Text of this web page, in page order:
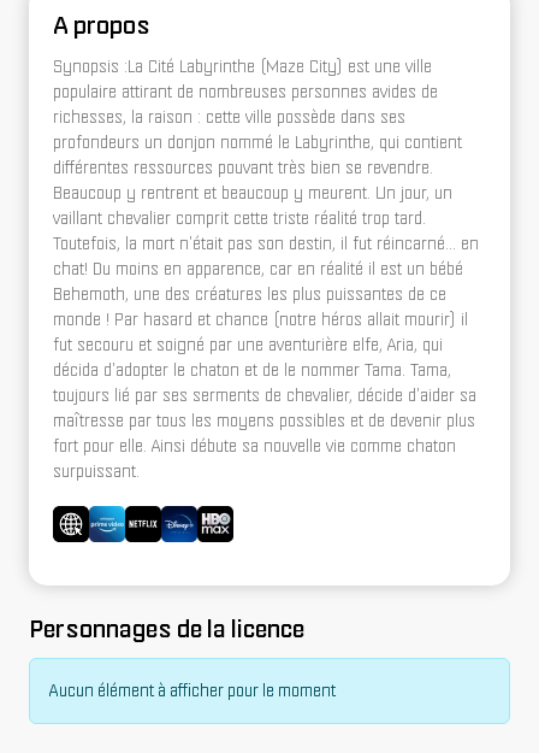
A propos
Synopsis :La Cité Labyrinthe (Maze City) est une ville
populaire attirant de nombreuses personnes avides de
richesses, la raison : cette ville possède dans ses
profondeurs un donjon nommé le Labyrinthe, qui contient
différentes ressources pouvant très bien se revendre.
Beaucoup y rentrent et beaucoup y meurent. Un jour, un
vaillant chevalier comprit cette triste réalité trop tard.
Toutefois, la mort n'était pas son destin, il fut réincarné... en
chat! Du moins en apparence, car en réalité il est un bébé
Behemoth, une des créatures les plus puissantes de ce
monde ! Par hasard et chance (notre héros allait mourir) il
fut secouru et soigné par une aventurière elfe, Aria, qui
décida d'adopter le chaton et de le nommer Tama. Tama,
toujours lié par ses serments de chevalier, décide d'aider sa
maîtresse par tous les moyens possibles et de devenir plus
fort pour elle. Ainsi débute sa nouvelle vie comme chaton
surpuissant.
Personnages de la licence
Aucun élément à afficher pour le moment